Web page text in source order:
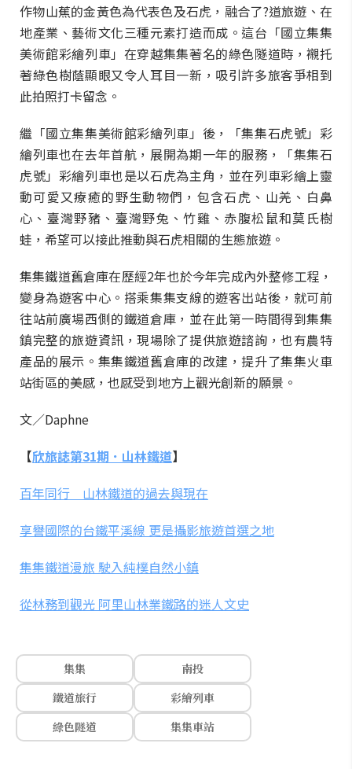
作物山蕉的金黃色為代表色及石虎，融合了?道旅遊、在
地產業、藝術文化三種元素打造而成。這台「國立集集
美術館彩繪列車」在穿越集集著名的綠色隧道時，襯托
著綠色樹蔭顯眼又令人耳目一新，吸引許多旅客爭相到
此拍照打卡留念。
繼「國立集集美術館彩繪列車」後，「集集石虎號」彩
繪列車也在去年首航，展開為期一年的服務，「集集石
虎號」彩繪列車也是以石虎為主角，並在列車彩繪上靈
動可愛又療癒的野生動物們，包含石虎、山羌、白鼻
心、臺灣野豬、臺灣野兔、竹雞、赤腹松鼠和莫氏樹
蛙，希望可以接此推動與石虎相關的生態旅遊。
集集鐵道舊倉庫在歷經2年也於今年完成內外整修工程，
變身為遊客中心。搭乘集集支線的遊客出站後，就可前
往站前廣場西側的鐵道倉庫，並在此第一時間得到集集
鎮完整的旅遊資訊，現場除了提供旅遊諮詢，也有農特
產品的展示。集集鐵道舊倉庫的改建，提升了集集火車
站街區的美感，也感受到地方上觀光創新的願景。
文／Daphne
【欣旅誌第31期．山林鐵道】
百年同行 山林鐵道的過去與現在
享譽國際的台鐵平溪線 更是攝影旅遊首選之地
集集鐵道漫旅 駛入純樸自然小鎮
從林務到觀光 阿里山林業鐵路的迷人文史
集集
南投
鐵道旅行
彩繪列車
綠色隧道
集集車站